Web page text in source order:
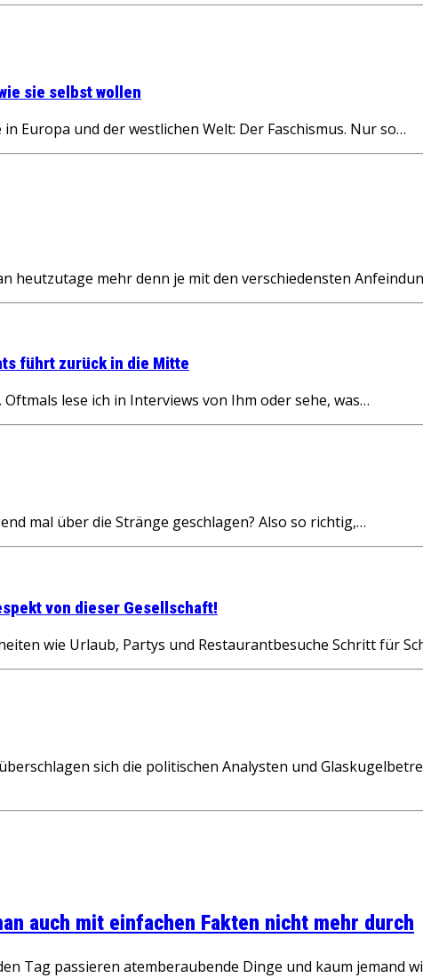
sie selbst wollen
Europa und der westlichen Welt: Der Faschismus. Nur so…
heutzutage mehr denn je mit den verschiedensten
führt zurück in die Mitte
lese ich in Interviews von Ihm oder sehe, was…
mal über die Stränge geschlagen? Also so richtig,…
von dieser Gesellschaft!
wie Urlaub, Partys und Restaurantbesuche Schritt für
sich die politischen Analysten und
auch mit einfachen Fakten nicht mehr durch
Tag passieren atemberaubende Dinge und kaum jemand